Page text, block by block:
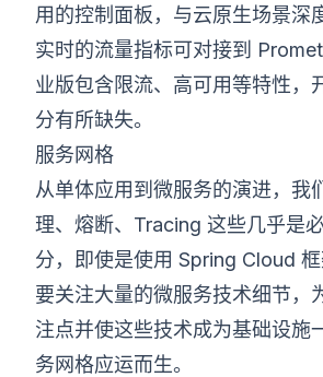
用的控制面板，与云原生场景深
实时的流量指标可对接到
业版包含限流、高可用等特性，
分有所缺失。
服务网格
从单体应用到微服务的演进，我
理、熔断、Tracing 这些几乎是
分，即使是使用 Spring Cloud
要关注大量的微服务技术细节，
注点并使这些技术成为基础设施
务网格应运而生。